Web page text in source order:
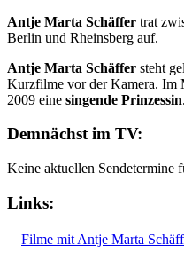
Antje Marta Schäffer trat
Berlin und Rheinsberg auf.
Antje Marta Schäffer steht
Kurzfilme vor der Kamera. Im
2009 eine singende Prinzessin.
Demnächst im TV:
Keine aktuellen Sendetermine
Links:
Filme mit Antje Marta